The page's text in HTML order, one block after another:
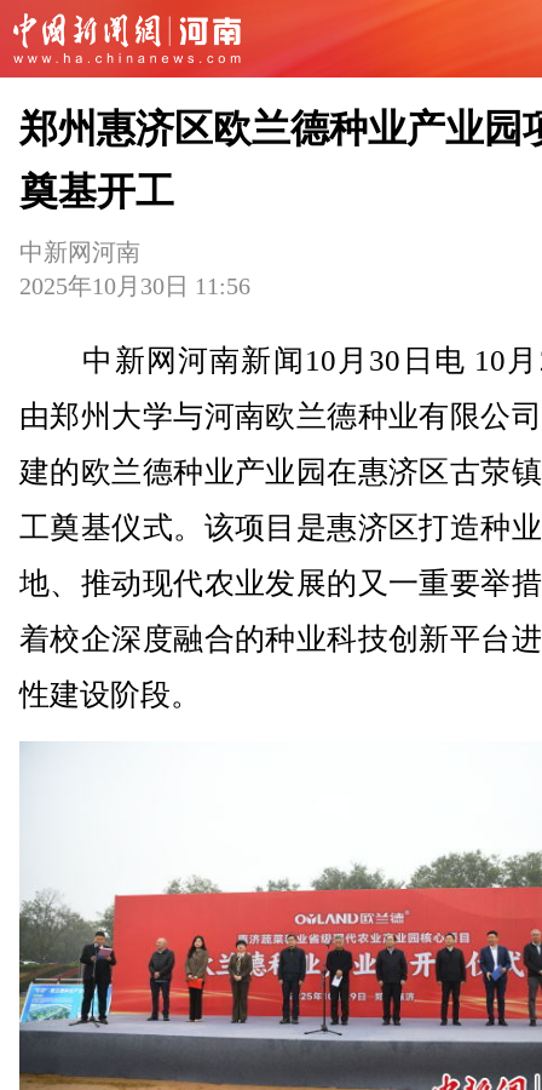
郑州惠济区欧兰德种业产业园
奠基开工
中新网河南
2025年10月30日 11:56
中新网河南新闻10月30日电 10月
由郑州大学与河南欧兰德种业有限公
建的欧兰德种业产业园在惠济区古荥
工奠基仪式。该项目是惠济区打造种
地、推动现代农业发展的又一重要举
着校企深度融合的种业科技创新平台
性建设阶段。